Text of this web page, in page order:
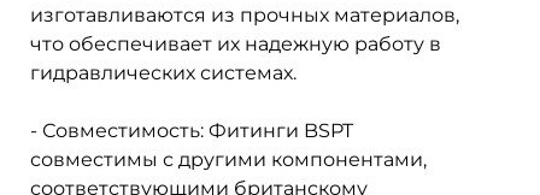
изготавливаются из прочных материалов,
что обеспечивает их надежную работу в
гидравлических системах.
- Совместимость: Фитинги BSPT
совместимы с другими компонентами,
соответствующими британскому